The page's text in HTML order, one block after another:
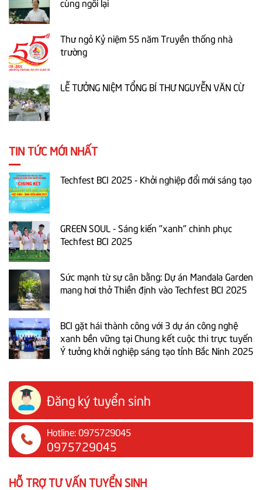
Thư ngỏ Kỷ niệm 55 năm Truyền thống nhà
trường
LỄ TƯỞNG NIỆM TỔNG BÍ THƯ NGUYỄN VĂN CỪ
TIN TỨC MỚI NHẤT
Techfest BCI 2025 - Khởi nghiệp đổi mới sáng tạo
GREEN SOUL - Sáng kiến "xanh" chinh phục
Techfest BCI 2025
Sức mạnh từ sự cân bằng: Dự án Mandala Garden
mang hơi thở Thiền định vào Techfest BCI 2025
BCI gặt hái thành công với 3 dự án công nghệ
xanh bền vững tại Chung kết cuộc thi trực tuyến
Ý tưởng khởi nghiệp sáng tạo tỉnh Bắc Ninh 2025
Đăng ký tuyển sinh
Hotline: 0975729045
0975729045
HỖ TRỢ TƯ VẤN TUYỂN SINH